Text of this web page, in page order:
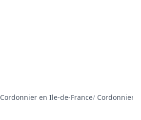
Cordonnier en Ile-de-France/ Cordonnier